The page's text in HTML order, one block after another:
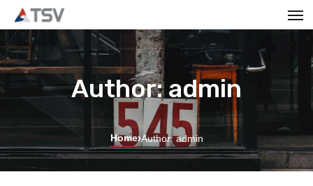
Author: admin
Home Author: admin